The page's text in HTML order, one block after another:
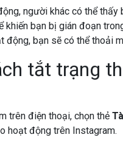
người khác có thể
khiến bạn bị gián đoạn
động, bạn sẽ có thể thoải
tắt trạng
trên điện thoại, chọn thẻ
hoạt động trên Instagram.